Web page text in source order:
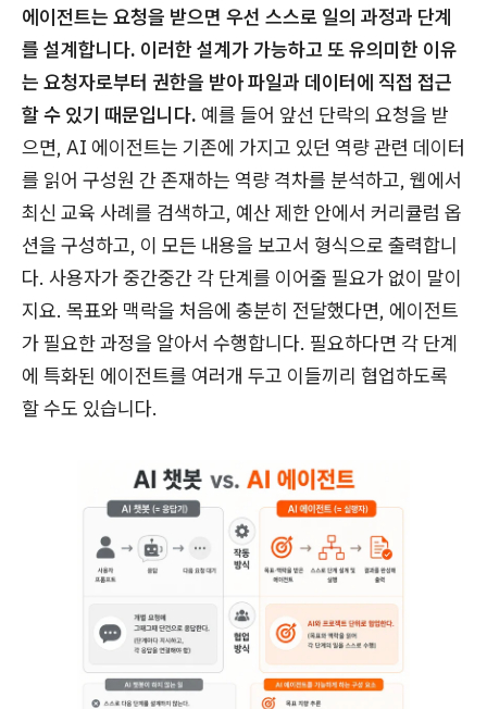
에이전트는 요청을 받으면 우선 스스로 일의 과정과 단계
를 설계합니다. 이러한 설계가 가능하고 또 유의미한 이유
는 요청자로부터 권한을 받아 파일과 데이터에 직접 접근
할 수 있기 때문입니다. 예를 들어 앞선 단락의 요청을 받
으면, AI 에이전트는 기존에 가지고 있던 역량 관련 데이터
를 읽어 구성원 간 존재하는 역량 격차를 분석하고, 웹에서
최신 교육 사례를 검색하고, 예산 제한 안에서 커리큘럼 옵
션을 구성하고, 이 모든 내용을 보고서 형식으로 출력합니
다. 사용자가 중간중간 각 단계를 이어줄 필요가 없이 말이
지요. 목표와 맥락을 처음에 충분히 전달했다면, 에이전트
가 필요한 과정을 알아서 수행합니다. 필요하다면 각 단계
에 특화된 에이전트를 여러개 두고 이들끼리 협업하도록
할 수도 있습니다.